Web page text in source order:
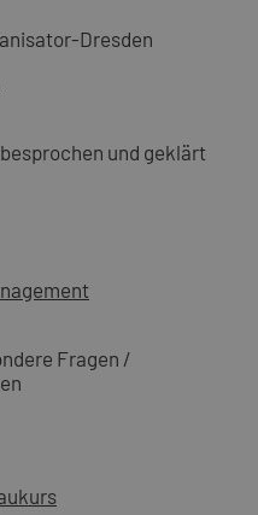
Dresden
und geklärt
Fragen /